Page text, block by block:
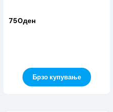
750ден
Брзо купување